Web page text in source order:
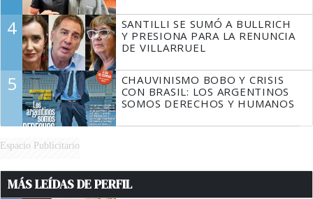
4
SANTILLI SE SUMÓ A BULLRICH
Y PRESIONA PARA LA RENUNCIA
DE VILLARRUEL
5
CHAUVINISMO BOBO Y CRISIS
CON BRASIL: LOS ARGENTINOS
SOMOS DERECHOS Y HUMANOS
Espacio Publicitario
MÁS LEÍDAS DE PERFIL